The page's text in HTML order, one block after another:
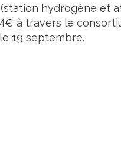
(station hydrogène et
à travers le
19 septembre.